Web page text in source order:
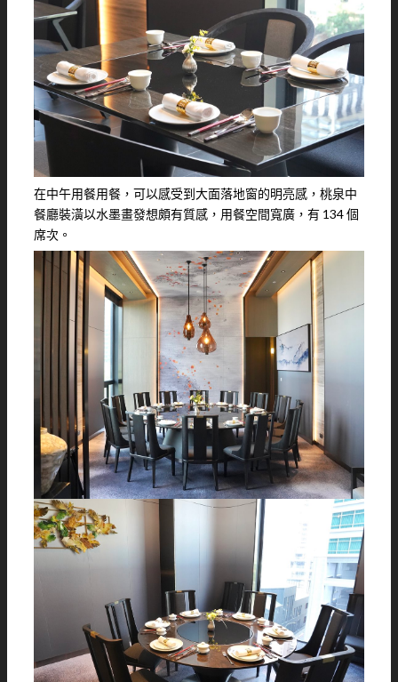
在中午用餐用餐，可以感受到大面落地窗的明亮感，桃泉中
餐廳裝潢以水墨畫發想頗有質感，用餐空間寬廣，有 134 個
席次。